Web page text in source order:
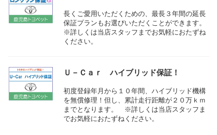
長くご愛用いただくための、最長３年間の延長
保証プランもお選びいただくことができます。
※詳しくは当店スタッフまでお気軽におたずね
ください。
Ｕ－Ｃａｒ ハイブリッド保証！
初度登録年月から１０年間、ハイブリッド機構
を無償修理！但し、累計走行距離が２０万ｋｍ
までとなります。 ※詳しくは当店スタッフま
でお気軽におたずねください。